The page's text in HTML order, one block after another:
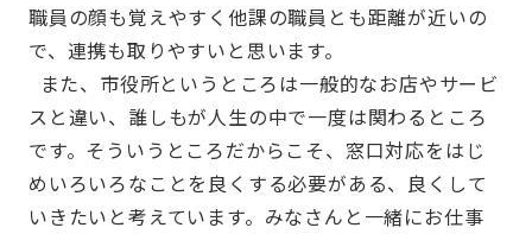
職員の顔も覚えやすく他課の職員とも距離が近いの
で、連携も取りやすいと思います。
また、市役所というところは一般的なお店やサービ
スと違い、誰しもが人生の中で一度は関わるところ
です。そういうところだからこそ、窓口対応をはじ
めいろいろなことを良くする必要がある、良くして
いきたいと考えています。みなさんと一緒にお仕事